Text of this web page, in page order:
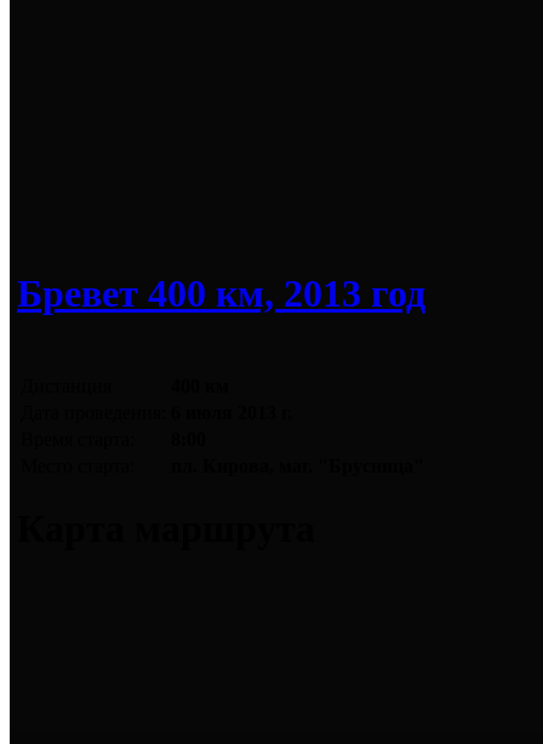
Бревет 400 км, 2013 год